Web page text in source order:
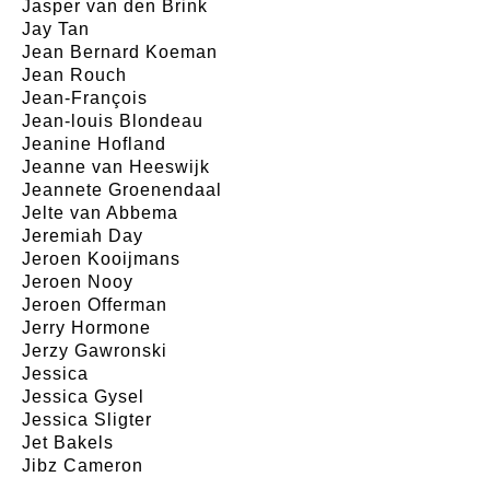
Jasper van den Brink
Jay Tan
Jean Bernard Koeman
Jean Rouch
Jean-François
Jean-louis Blondeau
Jeanine Hofland
Jeanne van Heeswijk
Jeannete Groenendaal
Jelte van Abbema
Jeremiah Day
Jeroen Kooijmans
Jeroen Nooy
Jeroen Offerman
Jerry Hormone
Jerzy Gawronski
Jessica
Jessica Gysel
Jessica Sligter
Jet Bakels
Jibz Cameron